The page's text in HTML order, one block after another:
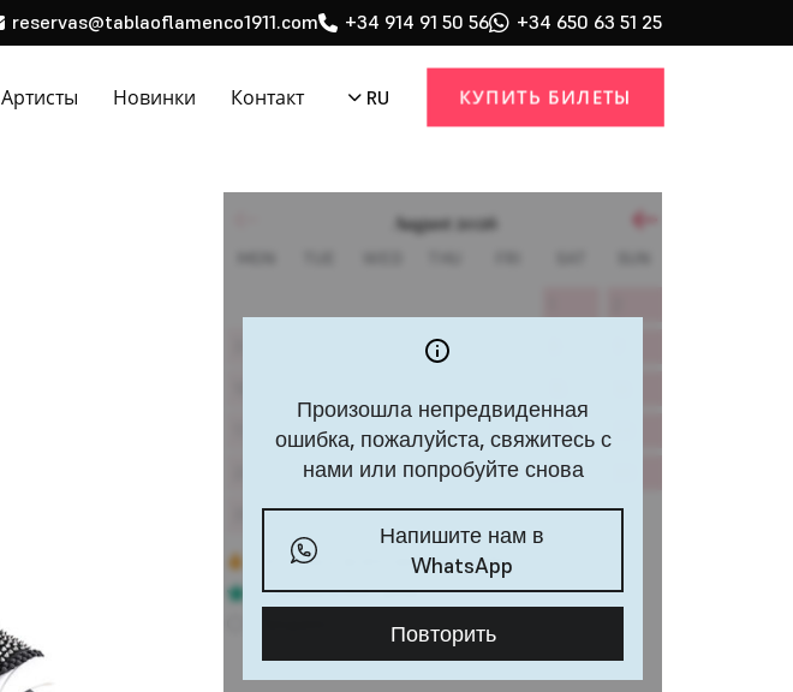
reservas@tablaoflamenco1911.com +34 914 91 50 56 +34 650 63 51 25
Артисты Новинки Контакт RU КУПИТЬ БИЛЕТЫ